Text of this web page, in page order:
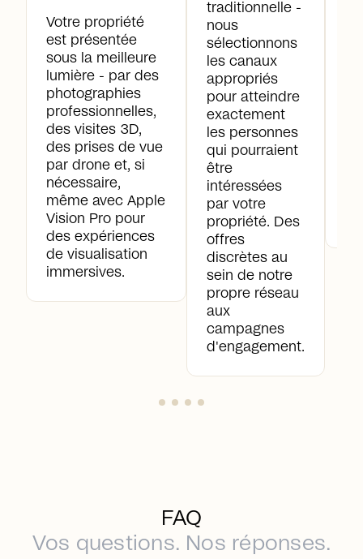
Votre propriété
est présentée
sous la meilleure
lumière - par des
photographies
professionnelles,
des visites 3D,
des prises de vue
par drone et, si
nécessaire,
même avec Apple
Vision Pro pour
des expériences
de visualisation
immersives.
traditionnelle -
nous
sélectionnons
les canaux
appropriés
pour atteindre
exactement
les personnes
qui pourraient
être
intéressées
par votre
propriété. Des
offres
discrètes au
sein de notre
propre réseau
aux
campagnes
d'engagement.
FAQ
Vos questions. Nos réponses.